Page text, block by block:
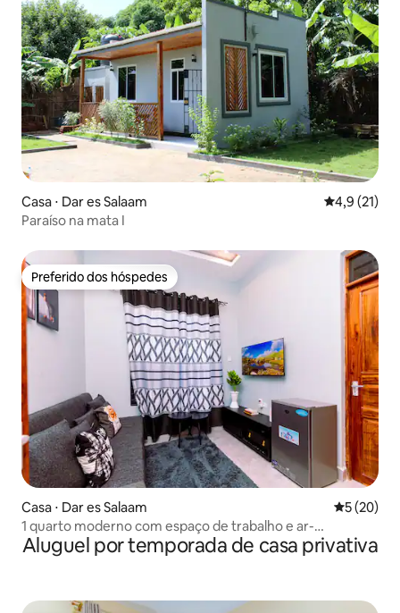
Casa ⋅ Dar es Salaam 4,9 de uma
4,9 (21)
Paraíso na mata I
Preferido dos hóspedes
Preferido dos hóspedes
Casa ⋅ Dar es Salaam 5 de uma
5 (20)
1 quarto moderno com espaço de trabalho e ar-
condicionado | Perto de Mikocheni
Aluguel por temporada de casa privativa